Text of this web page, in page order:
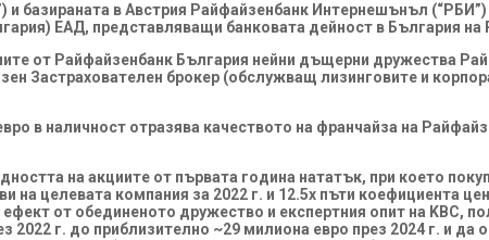
и базираната в Австрия Райфайзенбанк Интернешънъл
ЕАД, представляващи банковата дейност в България
от Райфайзенбанк България нейни дъщерни дружества
Застрахователен брокер (обслужващ лизинговите и
в наличност отразява качеството на франчайза на
на акциите от първата година нататък, при което
на целевата компания за 2022 г. и 12.5x пъти коефициента
от обединеното дружество и експертния опит на KBC,
г. до приблизително ~29 милиона евро през 2024 г. и да